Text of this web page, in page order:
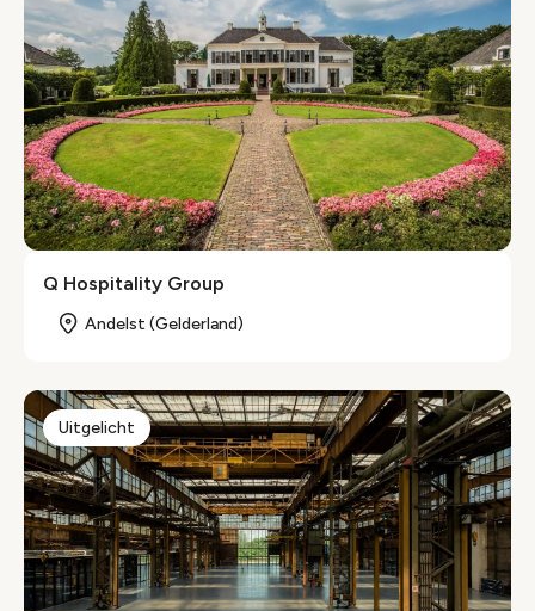
Q Hospitality Group
Andelst (Gelderland)
Uitgelicht